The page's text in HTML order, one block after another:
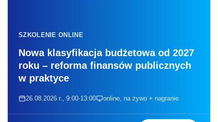
SZKOLENIE ONLINE
Nowa klasyfikacja budżetowa od 2027
roku – reforma finansów publicznych
w praktyce
26.08.2026 r., 9:00-13:00 online, na żywo + nagranie